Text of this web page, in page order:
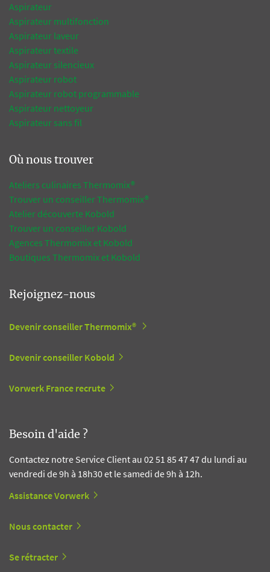
Aspirateur
Aspirateur multifonction
Aspirateur laveur
Aspirateur textile
Aspirateur silencieux
Aspirateur robot
Aspirateur robot programmable
Aspirateur nettoyeur
Aspirateur sans fil
Où nous trouver
Ateliers culinaires Thermomix®
Trouver un conseiller Thermomix®
Atelier découverte Kobold
Trouver un conseiller Kobold
Agences Thermomix et Kobold
Boutiques Thermomix et Kobold
Rejoignez-nous
Devenir conseiller Thermomix®
Devenir conseiller Kobold
Vorwerk France recrute
Besoin d'aide ?
Contactez notre Service Client au 02 51 85 47 47 du lundi au
vendredi de 9h à 18h30 et le samedi de 9h à 12h.
Assistance Vorwerk
Nous contacter
Se rétracter